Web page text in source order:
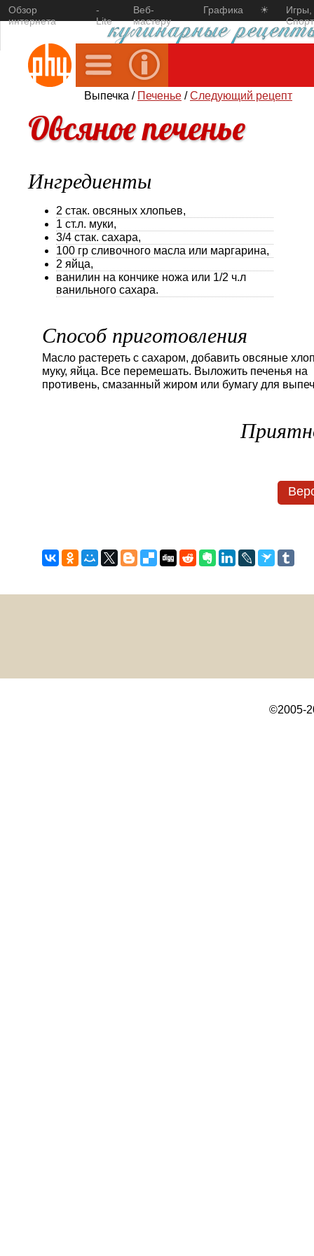
Обзор
интернета
-
Lite
Веб-
мастеру
Графика ☀
Игры,
Спорт
Выпечка / Печенье /Следующий рецепт
Овсяное печенье
Ингредиенты
2 стак. овсяных хлопьев,
1 ст.л. муки,
3/4 стак. сахара,
100 гр сливочного масла или маргарина,
2 яйца,
ванилин на кончике ножа или 1/2 ч.л
ванильного сахара.
Способ приготовления
Масло растереть с сахаром, добавить овсяные
муку, яйца. Все перемешать. Выложить печенья на
противень, смазанный жиром или бумагу для
©2005-